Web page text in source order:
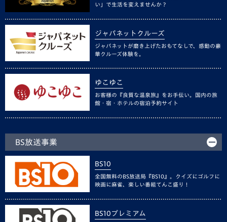
い」で生活を変えませんか？
ジャパネットクルーズ
ジャパネットが磨き上げたおもてなしで、感動の豪
華クルーズ体験を。
ゆこゆこ
お客様の『良質な温泉旅』をお手伝い。国内の旅
館・宿・ホテルの宿泊予約サイト
BS放送事業
BS10
全国無料のBS放送局『BS10』。クイズにゴルフに
映画に麻雀、楽しい番組てんこ盛り！
BS10プレミアム